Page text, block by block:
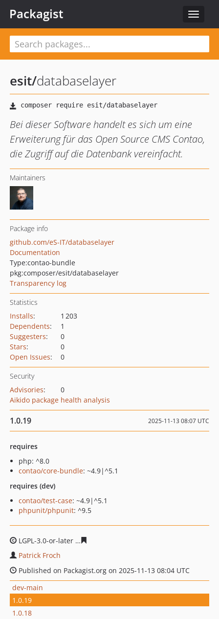
Toggle
Packagist
esit/databaselayer
Bei dieser Software handelt es sich um eine
Erweiterung für das Open Source CMS Contao,
die Zugriff auf die Datenbank vereinfacht.
Maintainers
Package info
github.com/eS-IT/databaselayer
Documentation
Type:contao-bundle
pkg:composer/esit/databaselayer
Transparency log
Statistics
Installs:
1 203
Dependents:
1
Suggesters:
0
Stars:
0
Open Issues: 0
Security
Advisories:
0
Aikido package health analysis
1.0.19 2025-11-13 08:07 UTC
requires
php: ^8.0
contao/core-bundle: ~4.9|^5.1
requires (dev)
contao/test-case: ~4.9|^5.1
phpunit/phpunit: ^9.5
LGPL-3.0-or-later
Patrick Froch
Published on Packagist.org on 2025-11-13 08:04 UTC
dev-main
1.0.19
1.0.18